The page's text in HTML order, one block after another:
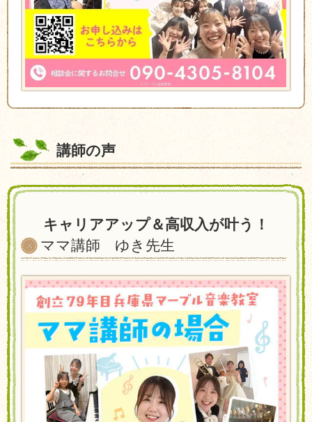
講師の声
キャリアアップ＆高収入が叶う！
ママ講師 ゆき先生